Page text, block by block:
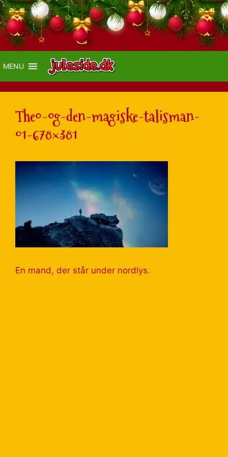
MENU
Theo-og-den-magiske-talisman-
01-678×381
En mand, der står under nordlys.